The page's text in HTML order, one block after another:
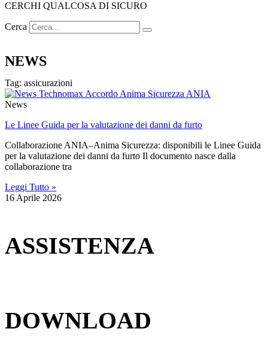
CERCHI QUALCOSA DI SICURO
Cerca
NEWS
Tag: assicurazioni
News
Le Linee Guida per la valutazione dei danni da furto
Collaborazione ANIA–Anima Sicurezza: disponibili le Linee Guida
per la valutazione dei danni da furto Il documento nasce dalla
collaborazione tra
Leggi Tutto »
16 Aprile 2026
ASSISTENZA
DOWNLOAD